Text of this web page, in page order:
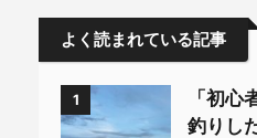
よく読まれている記事
1
「初心
釣りし